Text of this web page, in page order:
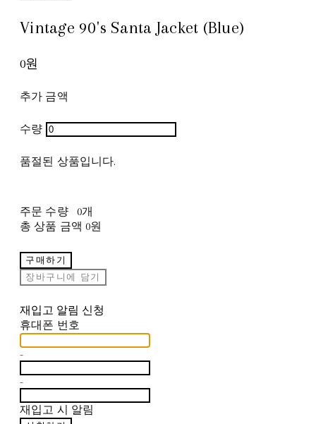
Vintage 90's Santa Jacket (Blue)
0원
추가 금액
수량
품절된 상품입니다.
주문 수량
0개
총 상품 금액 0원
구매하기
장바구니에 담기
재입고 알림 신청
휴대폰 번호
-
-
재입고 시 알림